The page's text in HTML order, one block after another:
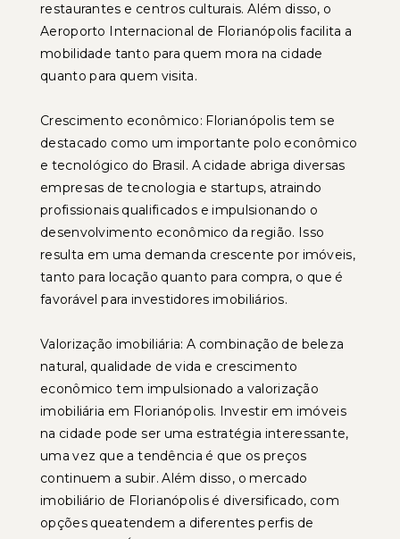
restaurantes e centros culturais. Além disso, o
Aeroporto Internacional de Florianópolis facilita a
mobilidade tanto para quem mora na cidade
quanto para quem visita.
Crescimento econômico: Florianópolis tem se
destacado como um importante polo econômico
e tecnológico do Brasil. A cidade abriga diversas
empresas de tecnologia e startups, atraindo
profissionais qualificados e impulsionando o
desenvolvimento econômico da região. Isso
resulta em uma demanda crescente por imóveis,
tanto para locação quanto para compra, o que é
favorável para investidores imobiliários.
Valorização imobiliária: A combinação de beleza
natural, qualidade de vida e crescimento
econômico tem impulsionado a valorização
imobiliária em Florianópolis. Investir em imóveis
na cidade pode ser uma estratégia interessante,
uma vez que a tendência é que os preços
continuem a subir. Além disso, o mercado
imobiliário de Florianópolis é diversificado, com
opções queatendem a diferentes perfis de